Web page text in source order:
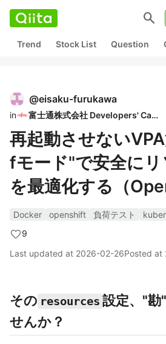
search
Trend Stock List Question
@eisaku-furukawa
in 富士通株式会社 Developers' Cafe
再起動させない
fモード"で安全にリ
を最適化する（
Docker openshift 負荷テスト
9
Last updated at 2026-02-26Posted at
その resources 設定、"勘
せんか？